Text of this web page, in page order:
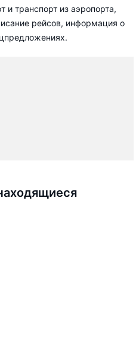
и транспорт из аэропорта,
рейсов, информация о